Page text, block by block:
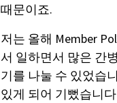
때문이죠.
저는 올해 Member
서 일하면서 많은 간
기를 나눌 수 있었습
있게 되어 기뻤습니